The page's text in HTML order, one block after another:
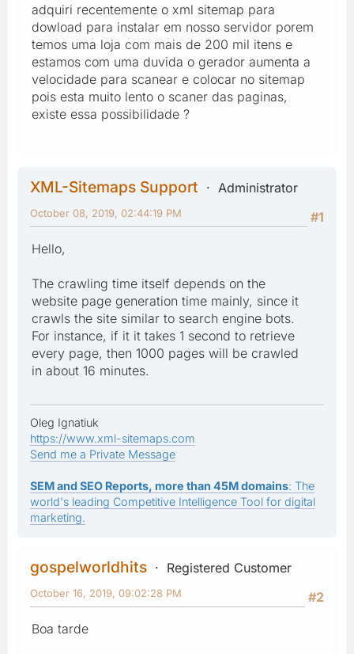
adquiri recentemente o xml sitemap para
dowload para instalar em nosso servidor porem
temos uma loja com mais de 200 mil itens e
estamos com uma duvida o gerador aumenta a
velocidade para scanear e colocar no sitemap
pois esta muito lento o scaner das paginas,
existe essa possibilidade ?
XML-Sitemaps Support
Administrator
#1
October 08, 2019, 02:44:19 PM
Hello,
The crawling time itself depends on the
website page generation time mainly, since it
crawls the site similar to search engine bots.
For instance, if it it takes 1 second to retrieve
every page, then 1000 pages will be crawled
in about 16 minutes.
Oleg Ignatiuk
https://www.xml-sitemaps.com
Send me a Private Message
SEM and SEO Reports, more than 45M domains: The
world's leading Competitive Intelligence Tool for digital
marketing.
gospelworldhits
Registered Customer
#2
October 16, 2019, 09:02:28 PM
Boa tarde